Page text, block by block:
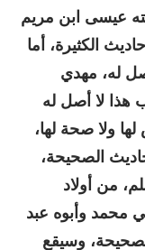
عيسى ابن مريم
الكثيرة، أما
له، مهدي
هذا لا أصل له
ولا صحة لها،
الصحيحة،
من أولاد
محمد وأبوه عبد
وسيقع